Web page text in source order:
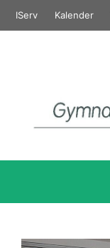
Inhalt
springen
IServ Kalender